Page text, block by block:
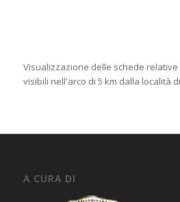
Visualizzazione delle schede
visibili nell'arco di 5 km dalla località
A CURA DI